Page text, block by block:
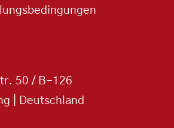
50 / B-126
| Deutschland